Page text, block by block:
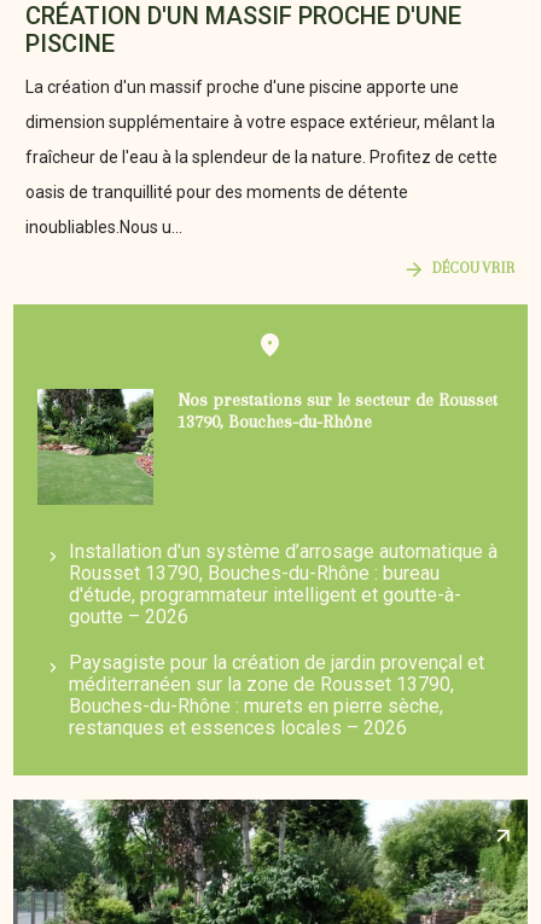
CRÉATION D'UN MASSIF PROCHE D'UNE
PISCINE
La création d'un massif proche d'une piscine apporte une
dimension supplémentaire à votre espace extérieur, mêlant la
fraîcheur de l'eau à la splendeur de la nature. Profitez de cette
oasis de tranquillité pour des moments de détente
inoubliables.Nous u...
DÉCOUVRIR
Nos prestations sur le secteur de Rousset
13790, Bouches-du-Rhône
Installation d'un système d’arrosage automatique à
Rousset 13790, Bouches-du-Rhône : bureau
d'étude, programmateur intelligent et goutte-à-
goutte – 2026
Paysagiste pour la création de jardin provençal et
méditerranéen sur la zone de Rousset 13790,
Bouches-du-Rhône : murets en pierre sèche,
restanques et essences locales – 2026